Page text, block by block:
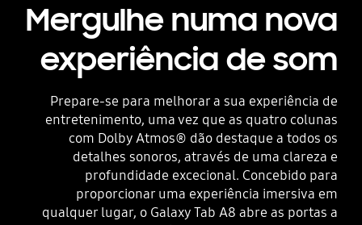
Mergulhe numa nova
experiência de som
Prepare-se para melhorar a sua experiência de
entretenimento, uma vez que as quatro colunas
com Dolby Atmos® dão destaque a todos os
detalhes sonoros, através de uma clareza e
profundidade excecional. Concebido para
proporcionar uma experiência imersiva em
qualquer lugar, o Galaxy Tab A8 abre as portas a